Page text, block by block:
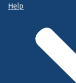
Help